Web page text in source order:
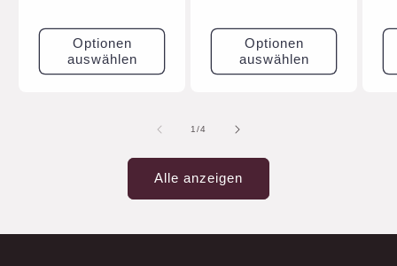
Optionen
auswählen
Optionen
auswählen
1/von
4
Alle anzeigen